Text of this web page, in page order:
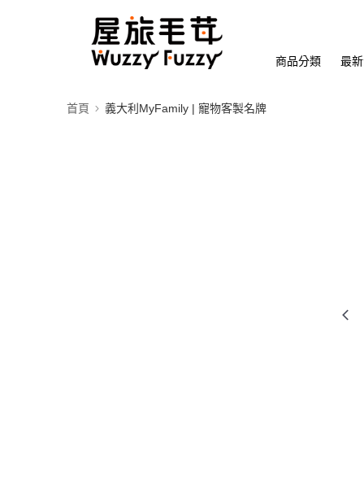
商品分類 最
首頁 義大利MyFamily | 寵物客製名牌